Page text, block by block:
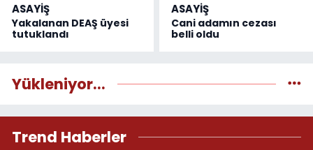
ASAYİŞ
Yakalanan DEAŞ üyesi
tutuklandı
ASAYİŞ
Cani adamın cezası
belli oldu
Yükleniyor...
Trend Haberler